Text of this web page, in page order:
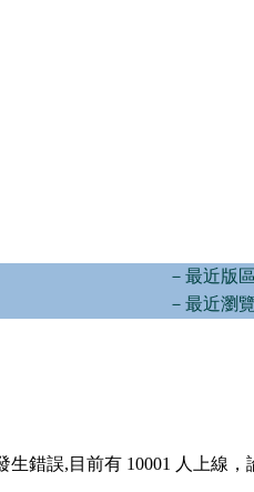
－最近版
－最近瀏
生錯誤,目前有 10001 人上線